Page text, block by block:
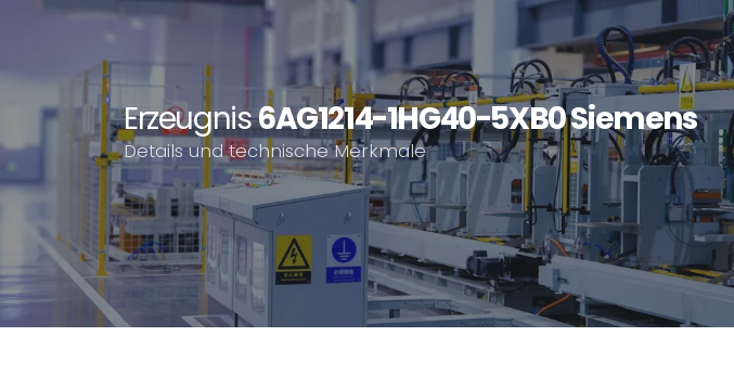
Erzeugnis6AG1214-1HG40-5XB0 Siemens
Details und technische Merkmale